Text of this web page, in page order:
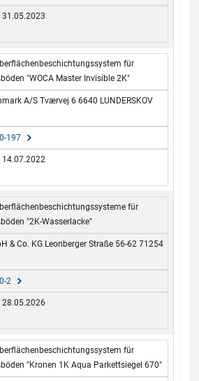
31.05.2023
für
"WOCA Master Invisible 2K"
A/S Tværvej 6 6640 LUNDERSKOV
197
14.07.2022
für
"2K-Wasserlacke"
& Co. KG Leonberger Straße 56-62 71254
2
28.05.2026
für
"Kronen 1K Aqua Parkettsiegel 670"